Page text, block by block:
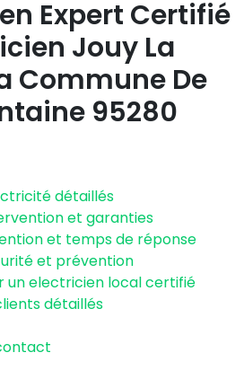
Expert Certifié
Jouy La
Commune De
95280
détaillés
et garanties
et temps de réponse
et prévention
un electricien local certifié
détaillés